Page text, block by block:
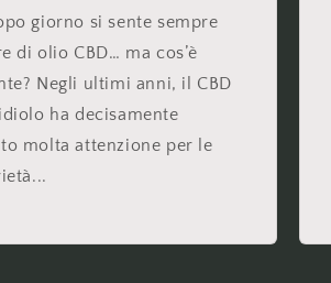
giorno si sente sempre
di olio CBD… ma cos’è
Negli ultimi anni, il CBD
ha decisamente
molta attenzione per le